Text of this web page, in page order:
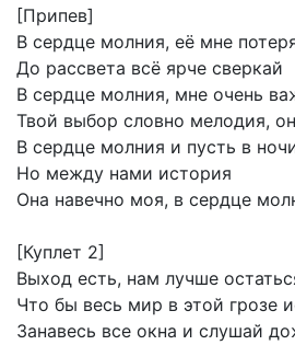
[Припев]
В сердце молния, её мне
До рассвета всё ярче сверкай
В сердце молния, мне очень
Твой выбор словно мелодия,
В сердце молния и пусть в
Но между нами история
Она навечно моя, в сердце
[Куплет 2]
Выход есть, нам лучше
Что бы весь мир в этой грозе
Занавесь все окна и слушай